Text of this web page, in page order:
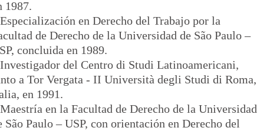
1987.
en Derecho del Trabajo por la
de Derecho de la Universidad de São Paulo –
concluida en 1989.
del Centro di Studi Latinoamericani,
a Tor Vergata - II Università degli Studi di Roma,
en 1991.
en la Facultad de Derecho de la Universidad
São Paulo – USP, con orientación en Derecho del